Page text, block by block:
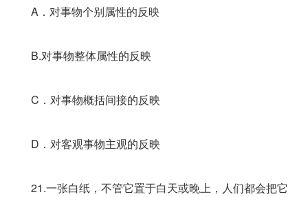
A．对事物个别属性的反映
B.对事物整体属性的反映
C．对事物概括间接的反映
D．对客观事物主观的反映
21.一张白纸，不管它置于白天或晚上，人们都会把它